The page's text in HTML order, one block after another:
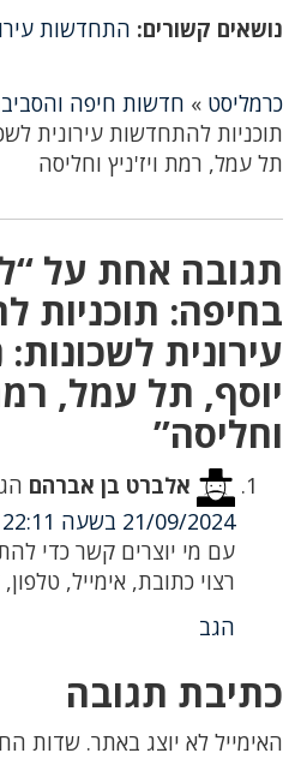
נושאים קשורים: התחדשות
כרמליסט » חדשות חיפה
תוכניות להתחדשות עירונית
תל עמל, רמת ויז'ניץ וחליסה
תגובה אחת על
בחיפה: תוכניות
עירונית לשכונות:
יוסף, תל עמל,
וחליסה”
אלברט בן אברהם
21/09/2024 בשעה 22:11
עם מי יוצרים קשר כדי
רצוי כתובת, אימייל,
הגב
כתיבת תגובה
האימייל לא יוצג באתר. שדות